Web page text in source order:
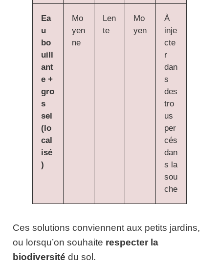
Ea
u
bo
uill
ant
e +
gro
s
sel
(lo
cal
isé
)
Mo
yen
ne
Len
te
Mo
yen
À
inje
cte
r
dan
s
des
tro
us
per
cés
dan
s la
sou
che
Ces solutions conviennent aux petits jardins,
ou lorsqu’on souhaite respecter la
biodiversité du sol.